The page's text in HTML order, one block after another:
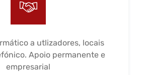
a utlizadores, locais
Apoio permanente e
empresarial